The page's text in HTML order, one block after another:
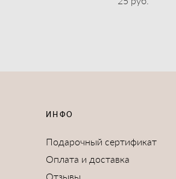
ИНФО
Подарочный сертификат
Оплата и доставка
Отзывы